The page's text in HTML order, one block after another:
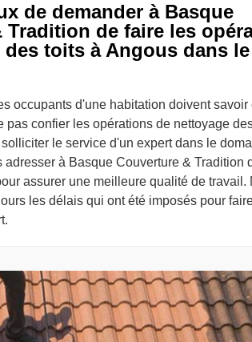
de demander à Basque
Tradition de faire les
toits à Angous dans le
occupants d'une habitation doivent savoir
pas confier les opérations de nettoyage
le service d'un expert dans le
adresser à Basque Couverture & Tradition
assurer une meilleure qualité de travail.
les délais qui ont été imposés pour